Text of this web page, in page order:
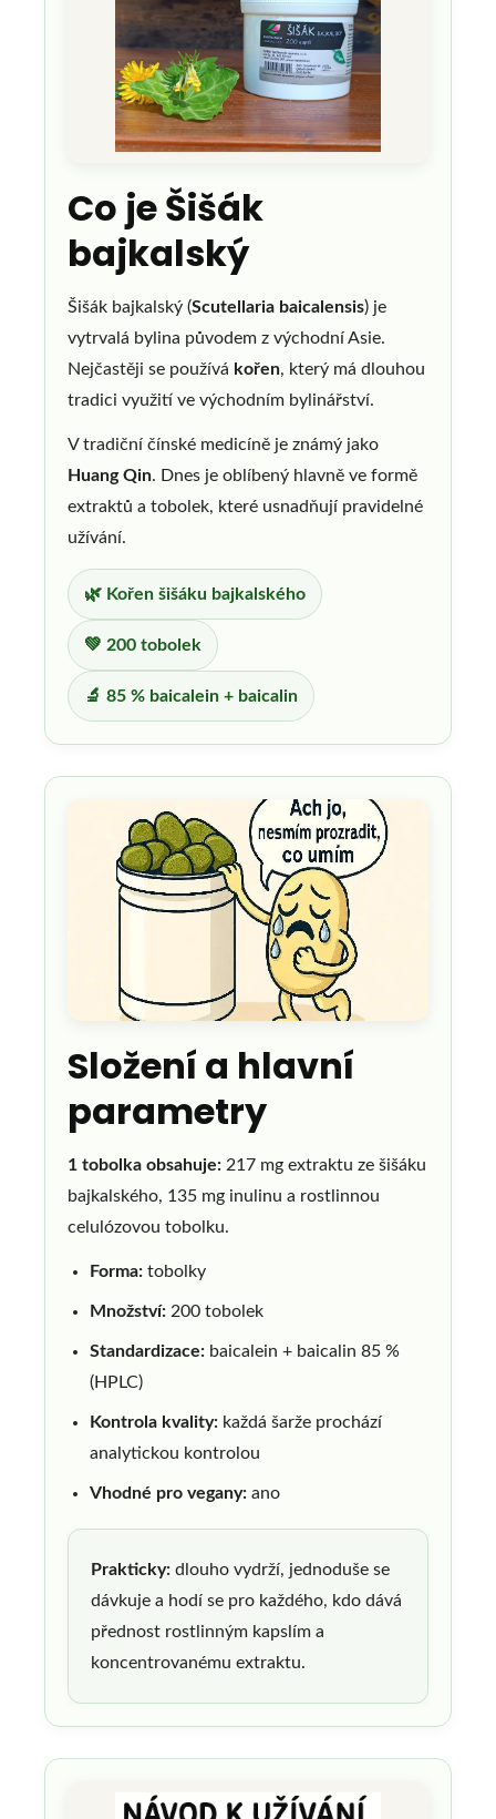
Co je Šišák
bajkalský
Šišák bajkalský (Scutellaria baicalensis) je
vytrvalá bylina původem z východní Asie.
Nejčastěji se používá kořen, který má dlouhou
tradici využití ve východním bylinářství.
V tradiční čínské medicíně je známý jako
Huang Qin. Dnes je oblíbený hlavně ve formě
extraktů a tobolek, které usnadňují pravidelné
užívání.
🌿 Kořen šišáku bajkalského
💚 200 tobolek
🔬 85 % baicalein + baicalin
Složení a hlavní
parametry
1 tobolka obsahuje: 217 mg extraktu ze šišáku
bajkalského, 135 mg inulinu a rostlinnou
celulózovou tobolku.
Forma: tobolky
Množství: 200 tobolek
Standardizace: baicalein + baicalin 85 %
(HPLC)
Kontrola kvality: každá šarže prochází
analytickou kontrolou
Vhodné pro vegany: ano
Prakticky: dlouho vydrží, jednoduše se
dávkuje a hodí se pro každého, kdo dává
přednost rostlinným kapslím a
koncentrovanému extraktu.